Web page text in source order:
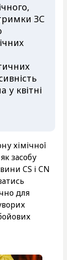
ЗС
у квітні
хімічної
засобу
CS і CN
для